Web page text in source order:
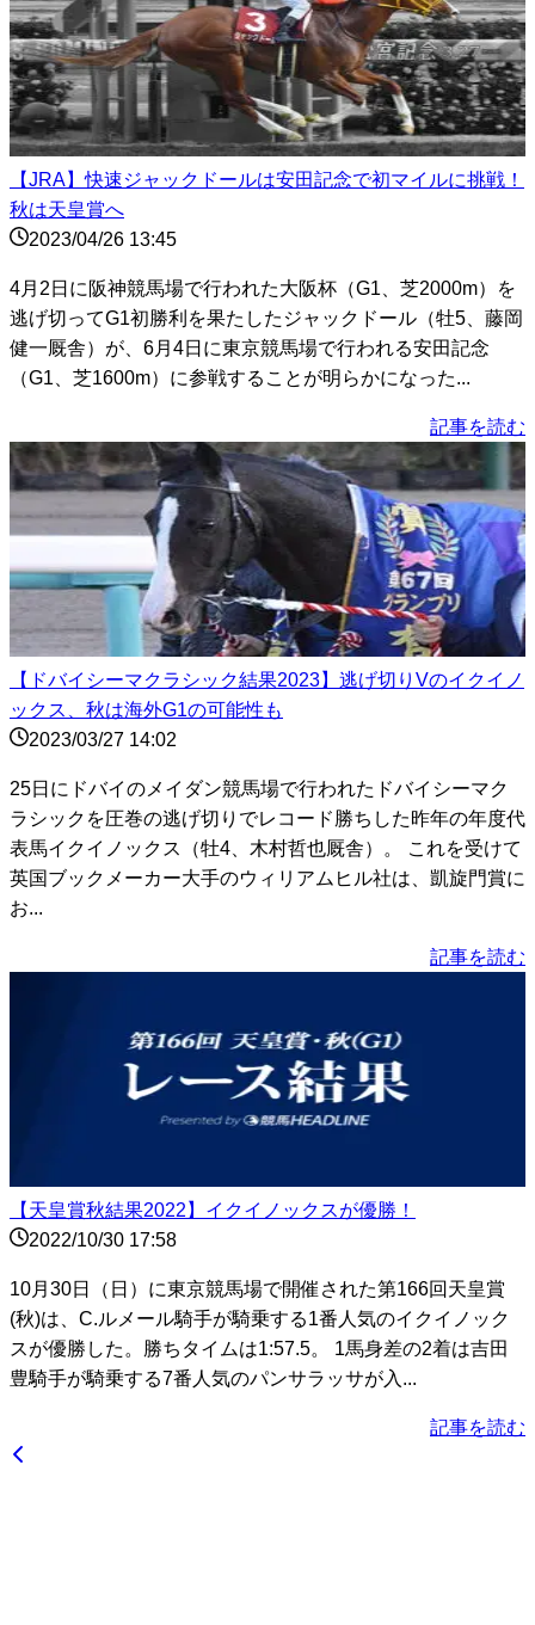
【JRA】快速ジャックドールは安田記念で初マイルに挑戦！
秋は天皇賞へ
2023/04/26 13:45
4月2日に阪神競馬場で行われた大阪杯（G1、芝2000m）を
逃げ切ってG1初勝利を果たしたジャックドール（牡5、藤岡
健一厩舎）が、6月4日に東京競馬場で行われる安田記念
（G1、芝1600m）に参戦することが明らかになった...
記事を読む
【ドバイシーマクラシック結果2023】逃げ切りVのイクイノ
ックス、秋は海外G1の可能性も
2023/03/27 14:02
25日にドバイのメイダン競馬場で行われたドバイシーマク
ラシックを圧巻の逃げ切りでレコード勝ちした昨年の年度代
表馬イクイノックス（牡4、木村哲也厩舎）。 これを受けて
英国ブックメーカー大手のウィリアムヒル社は、凱旋門賞に
お...
記事を読む
【天皇賞秋結果2022】イクイノックスが優勝！
2022/10/30 17:58
10月30日（日）に東京競馬場で開催された第166回天皇賞
(秋)は、C.ルメール騎手が騎乗する1番人気のイクイノック
スが優勝した。勝ちタイムは1:57.5。 1馬身差の2着は吉田
豊騎手が騎乗する7番人気のパンサラッサが入...
記事を読む